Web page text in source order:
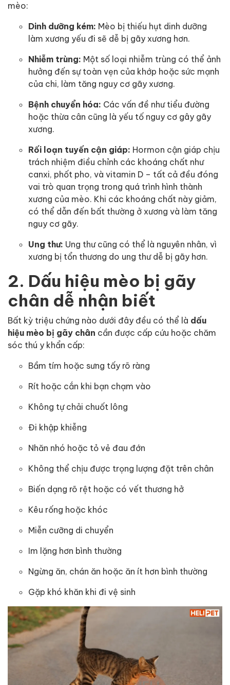
mèo:
Dinh dưỡng kém: Mèo bị thiếu hụt dinh dưỡng
làm xương yếu đi sẽ dễ bị gãy xương hơn.
Nhiễm trùng: Một số loại nhiễm trùng có thể ảnh
hưởng đến sự toàn vẹn của khớp hoặc sức mạnh
của chi, làm tăng nguy cơ gãy xương.
Bệnh chuyển hóa: Các vấn đề như tiểu đường
hoặc thừa cân cũng là yếu tố nguy cơ gây gãy
xương.
Rối loạn tuyến cận giáp: Hormon cận giáp chịu
trách nhiệm điều chỉnh các khoáng chất như
canxi, phốt pho, và vitamin D – tất cả đều đóng
vai trò quan trọng trong quá trình hình thành
xương của mèo. Khi các khoáng chất này giảm,
có thể dẫn đến bất thường ở xương và làm tăng
nguy cơ gãy.
Ung thư: Ung thư cũng có thể là nguyên nhân, vì
xương bị tổn thương do ung thư dễ bị gãy hơn.
2. Dấu hiệu mèo bị gãy
chân dễ nhận biết
Bất kỳ triệu chứng nào dưới đây đều có thể là dấu
hiệu mèo bị gãy chân cần được cấp cứu hoặc chăm
sóc thú y khẩn cấp:
Bầm tím hoặc sưng tấy rõ ràng
Rít hoặc cắn khi bạn chạm vào
Không tự chải chuốt lông
Đi khập khiễng
Nhăn nhó hoặc tỏ vẻ đau đớn
Không thể chịu được trọng lượng đặt trên chân
Biến dạng rõ rệt hoặc có vết thương hở
Kêu rống hoặc khóc
Miễn cưỡng di chuyển
Im lặng hơn bình thường
Ngừng ăn, chán ăn hoặc ăn ít hơn bình thường
Gặp khó khăn khi đi vệ sinh